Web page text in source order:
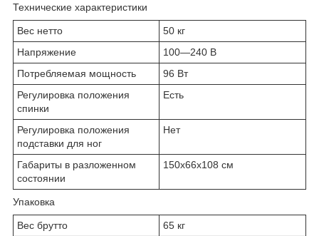
Технические характеристики
Вес нетто
50 кг
Напряжение
100—240 В
Потребляемая мощность
96 Вт
Регулировка положения
спинки
Есть
Регулировка положения
подставки для ног
Нет
Габариты в разложенном
состоянии
150x66x108 см
Упаковка
Вес брутто
65 кг